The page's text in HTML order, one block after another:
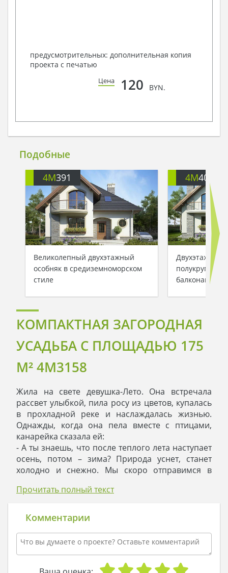
предусмотрительных: дополнительная копия
проекта с печатью
Цена 120 BYN.
Подобные
4M391
Великолепный двухэтажный
особняк в средиземноморском
стиле
4M401
Двухэтажный
балконами
КОМПАКТНАЯ ЗАГОРОДНАЯ
УСАДЬБА С ПЛОЩАДЬЮ 175
M² 4M3158
Жила на свете девушка-Лето. Она встречала
рассвет улыбкой, пила росу из цветов, купалась
в прохладной реке и наслаждалась жизнью.
Однажды, когда она пела вместе с птицами,
канарейка сказала ей:
- А ты знаешь, что после теплого лета наступает
осень, потом – зима? Природа уснет, станет
холодно и снежно. Мы скоро отправимся в
Девушка-Лето задумалась: она ведь не птица, и
девушка-Лето пошла на свою любимую поляну,
села у старого мудрого дерева и сказала:
- Ах, дорогое дерево! Ты все лето укрывало меня
в своей тени от жаркого солнца, но ты не
укроешь меня от лютой зимы. Что же мне
Прочитать полный текст
Комментарии